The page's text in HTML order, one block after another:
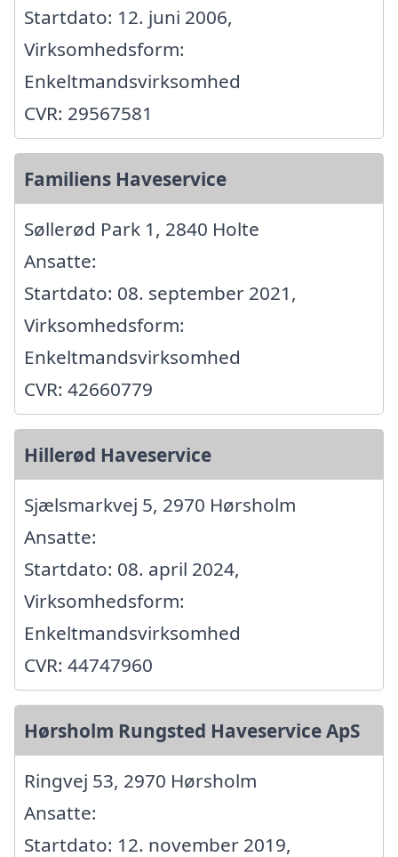
Startdato: 12. juni 2006,
Virksomhedsform:
Enkeltmandsvirksomhed
CVR: 29567581
Familiens Haveservice
Søllerød Park 1, 2840 Holte
Ansatte:
Startdato: 08. september 2021,
Virksomhedsform:
Enkeltmandsvirksomhed
CVR: 42660779
Hillerød Haveservice
Sjælsmarkvej 5, 2970 Hørsholm
Ansatte:
Startdato: 08. april 2024,
Virksomhedsform:
Enkeltmandsvirksomhed
CVR: 44747960
Hørsholm Rungsted Haveservice ApS
Ringvej 53, 2970 Hørsholm
Ansatte:
Startdato: 12. november 2019,